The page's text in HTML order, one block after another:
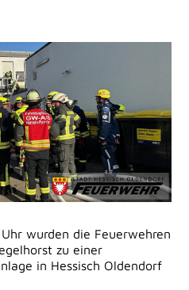
wurden die Feuerwehren
zu einer
in Hessisch Oldendorf